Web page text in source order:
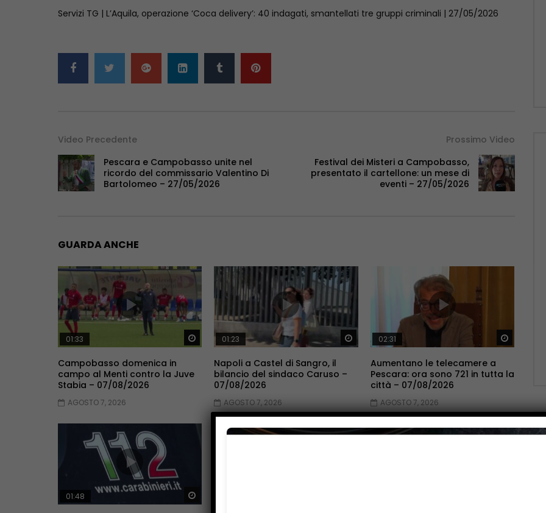
Servizi TG | L’Aquila, operazione ‘Coca delivery’: 40 indagati, smantellati tre gruppi criminali | 27/05/2026
Video Precedente
Pescara e Campobasso unite nel
ricordo del commissario Valentino Di
Bartolomeo – 27/05/2026
Prossimo Video
Festival dei Misteri a Campobasso,
presentato il cartellone: un mese di
eventi – 27/05/2026
GUARDA ANCHE
Guarda Dopo
01:33
Campobasso domenica in
campo al Menti contro la Juve
Stabia – 07/08/2026
AGOSTO 7, 2026
Guarda Dopo
01:23
Napoli a Castel di Sangro, il
bilancio del sindaco Caruso –
07/08/2026
AGOSTO 7, 2026
02:31
Aumentano le telecamere a
Pescara: ora sono 721 in tutta la
città – 07/08/2026
AGOSTO 7, 2026
01:48